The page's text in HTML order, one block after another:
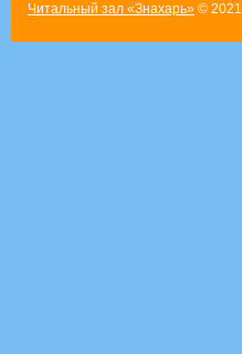
Читальный зал «Знахарь»© 2021